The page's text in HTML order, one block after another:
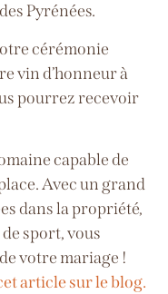
Pyrénées.
cérémonie
vin d’honneur à
pourrez recevoir
capable de
Avec un grand
dans la propriété,
sport, vous
votre mariage !
article sur le blog.